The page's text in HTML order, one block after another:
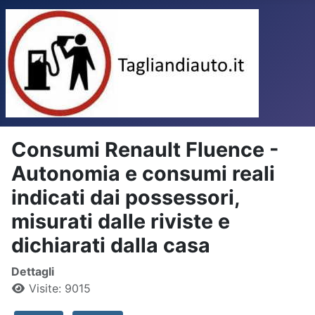
Consumi Renault Fluence -
Autonomia e consumi reali
indicati dai possessori,
misurati dalle riviste e
dichiarati dalla casa
Dettagli
Visite: 9015